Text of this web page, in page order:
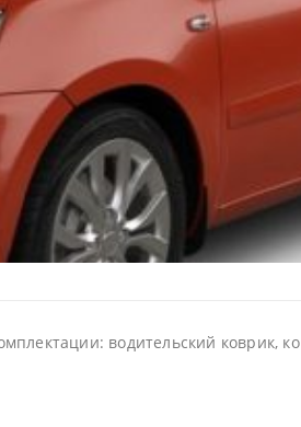
водительский коврик,